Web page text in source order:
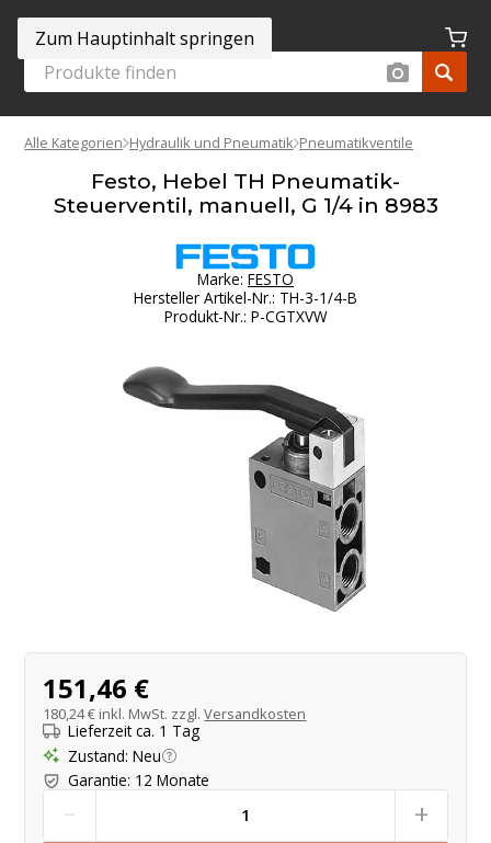
Zum Hauptinhalt springen
Alle Kategorien Hydraulik und Pneumatik Pneumatikventile
Festo, Hebel TH Pneumatik-
Steuerventil, manuell, G 1/4 in 8983
Marke: FESTO
Hersteller Artikel-Nr.: TH-3-1/4-B
Produkt-Nr.: P-CGTXVW
Produktangebot
151,46 €
180,24 € inkl. MwSt. zzgl.Versandkosten
Lieferzeit ca. 1 Tag
Zustand: Neu
Garantie: 12 Monate
- +